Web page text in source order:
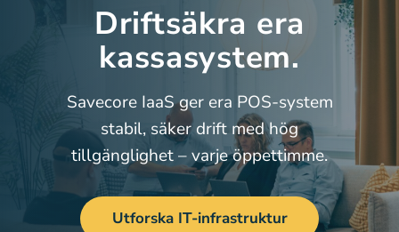
Driftsäkra era
kassasystem.
Savecore IaaS ger era POS-system
stabil, säker drift med hög
tillgänglighet – varje öppettimme.
Utforska IT-infrastruktur